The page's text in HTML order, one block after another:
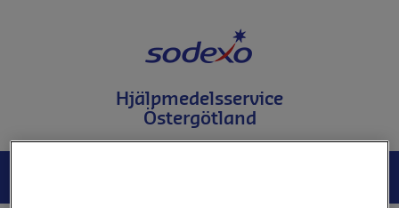
e
Hjälpmedelsservice
Östergötland